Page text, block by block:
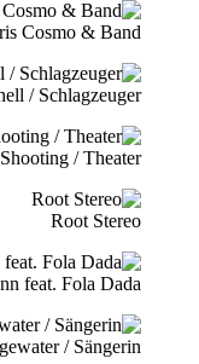
Cosmo & Band
/ Schlagzeuger
/ Theater
Root Stereo
feat. Fola Dada
/ Sängerin